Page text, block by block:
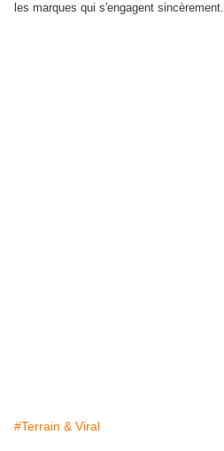
les marques qui s'engagent sincèrement.
#Terrain & Viral